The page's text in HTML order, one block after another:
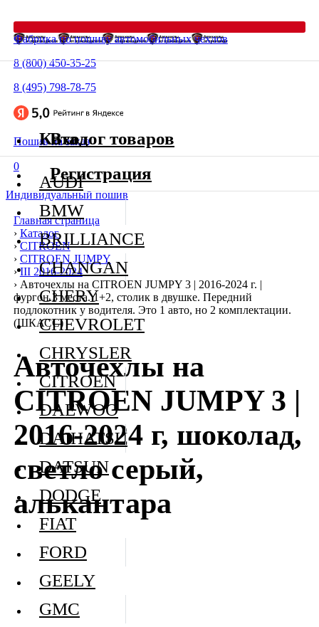
Фабрика по пошиву автомобильных чехлов
8 (800) 450-35-25
8 (495) 798-78-75
Пошив на заказ
0
Индивидуальный пошив
Главная страница
› Каталог
› CITROEN
› CITROEN JUMPY
› III 2016-2024
› Авточехлы на CITROEN JUMPY 3 | 2016-2024 г. |
фургон.3 места. 1+2, столик в двушке. Передний
подлокотник у водителя. Это 1 авто, но 2 комплектации.
(ШКАСС)
Авточехлы на
CITROEN JUMPY 3 |
2016-2024 г, шоколад,
светло серый,
алькантара
Каталог товаров
AUDI
BMW
BRILLIANCE
CHANGAN
CHERY
CHEVROLET
CHRYSLER
CITROEN
DAEWOO
DAIHATSU
DATSUN
DODGE
FIAT
FORD
GEELY
GMC
Вход
Регистрация